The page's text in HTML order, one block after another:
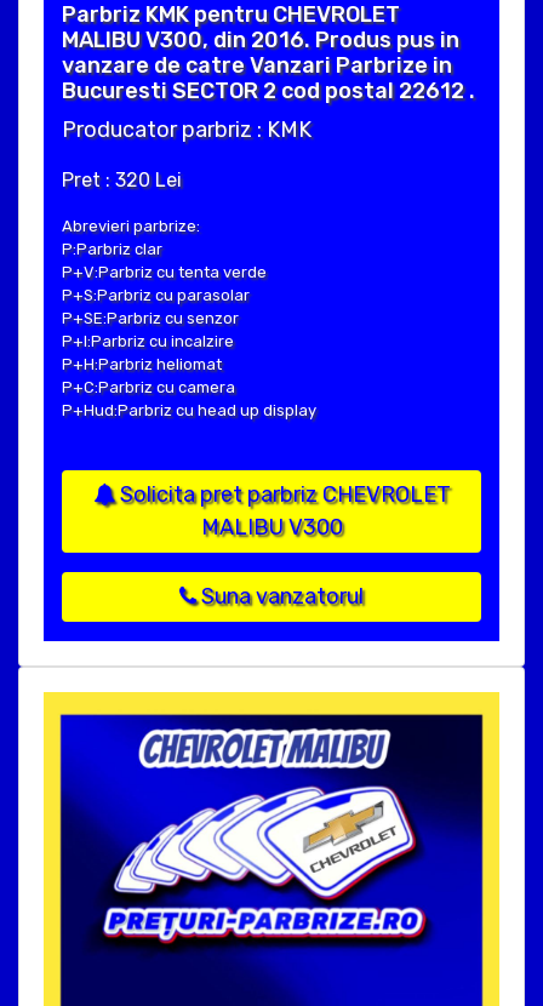
Parbriz KMK pentru CHEVROLET
MALIBU V300, din 2016. Produs pus in
vanzare de catre Vanzari Parbrize in
Bucuresti SECTOR 2 cod postal 22612 .
Producator parbriz : KMK
Pret : 320 Lei
Abrevieri parbrize:
P:Parbriz clar
P+V:Parbriz cu tenta verde
P+S:Parbriz cu parasolar
P+SE:Parbriz cu senzor
P+I:Parbriz cu incalzire
P+H:Parbriz heliomat
P+C:Parbriz cu camera
P+Hud:Parbriz cu head up display
Solicita pret parbriz CHEVROLET
MALIBU V300
Suna vanzatorul